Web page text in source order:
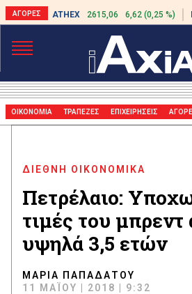
ATHEX 2615,06 6,62 (0,25 %)
ΟΙΚΟΝΟΜΙΑ ΤΡΑΠΕΖΕΣ ΕΠΙΧΕΙΡΗΣΕΙΣ
ΔΙΕΘΝΗ ΟΙΚΟΝΟΜΙΚΑ
Πετρέλαιο:
τιμές του μπρεντ
υψηλά 3,5 ετών
ΜΑΡΊΑ ΠΑΠΑΔΆΤΟΥ
11 ΜΑΪ́ΟΥ | 2018 | 9:32